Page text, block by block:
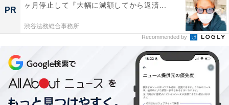
PR
ヶ月停止して『大幅に減額してから返済...
渋谷法務総合事務所
Recommended by